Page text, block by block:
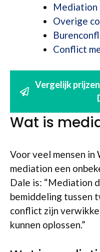
Mediation
Overige
Conflict
Vergelijk
Wat is
Voor veel mensen
mediation een
Dale is: “Mediation
bemiddeling tussen
conflict zijn
kunnen oplossen.”